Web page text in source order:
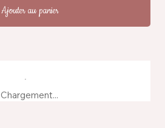
Ajouter au panier
Chargement...